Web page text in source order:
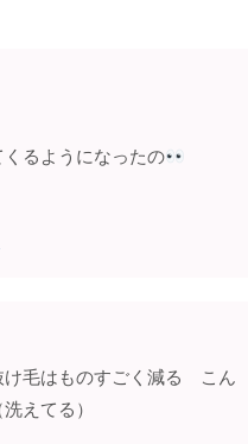
るようになったの
け毛はものすごく減る こん
えてる）